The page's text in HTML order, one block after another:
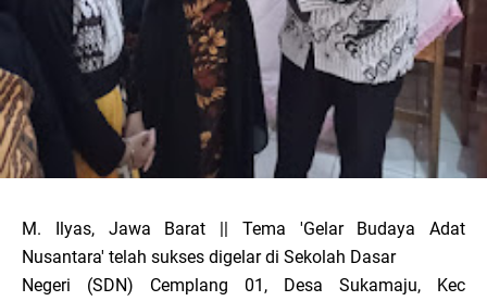
M. Ilyas, Jawa Barat || Tema 'Gelar Budaya Adat
Nusantara' telah sukses digelar di Sekolah Dasar
Negeri (SDN) Cemplang 01, Desa Sukamaju, Kec